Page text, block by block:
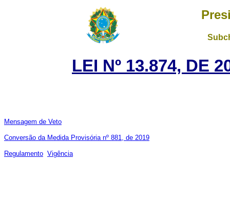
LEI Nº 13.874, DE
Mensagem de Veto
Conversão da Medida Provisória nº 881, de 2019
Regulamento Vigência